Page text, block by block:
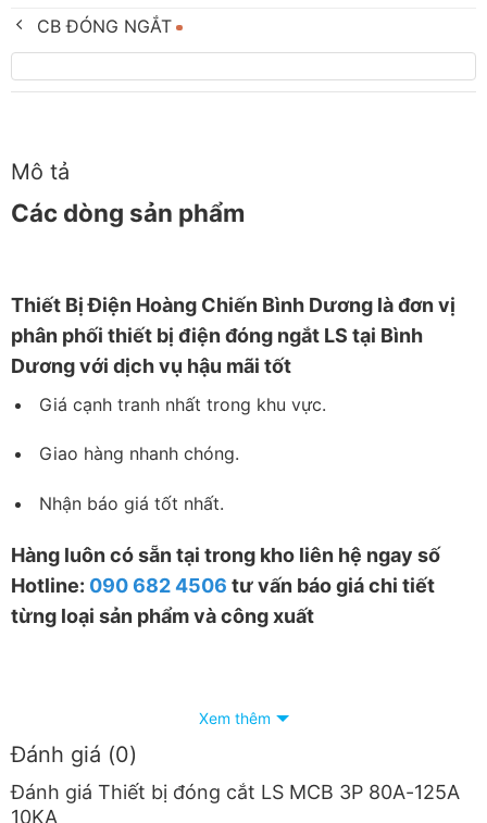
CB ĐÓNG NGẮT
Mô tả
Các dòng sản phẩm
Thiết Bị Điện Hoàng Chiến Bình Dương là đơn vị
phân phối thiết bị điện đóng ngắt LS tại Bình
Dương với dịch vụ hậu mãi tốt
Giá cạnh tranh nhất trong khu vực.
Giao hàng nhanh chóng.
Nhận báo giá tốt nhất.
Hàng luôn có sẵn tại trong kho liên hệ ngay số
Hotline: 090 682 4506 tư vấn báo giá chi tiết
từng loại sản phẩm và công xuất
Xem thêm
Đánh giá (0)
Đánh giá Thiết bị đóng cắt LS MCB 3P 80A-125A
10KA